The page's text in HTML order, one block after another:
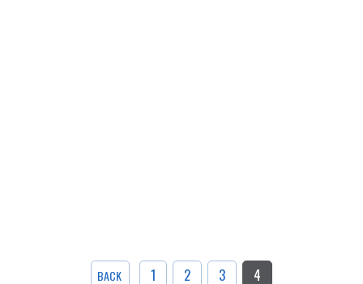
BACK 1 2 3 4